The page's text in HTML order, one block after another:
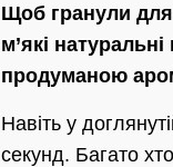
Щоб гранули для
м’які
продуманою
Навіть у
секунд. Багато